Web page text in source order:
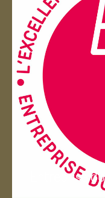
Entreprise